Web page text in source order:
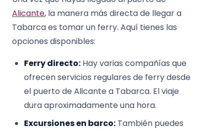
Alicante, la manera más directa de llegar a
Tabarca es tomar un ferry. Aquí tienes las
opciones disponibles:
Ferry directo: Hay varias compañías que
ofrecen servicios regulares de ferry desde
el puerto de Alicante a Tabarca. El viaje
dura aproximadamente una hora.
Excursiones en barco: También puedes